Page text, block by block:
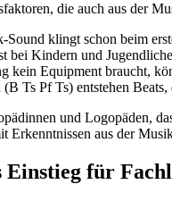
die auch aus der
klingt schon beim
bei Kindern und
kein Equipment braucht,
Ts Pf Ts) entstehen
und Logopäden,
Erkenntnissen aus der
für